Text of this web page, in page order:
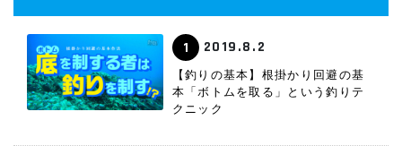
1 2019.8.2
【釣りの基本】根掛かり回避の基
本「ボトムを取る」という釣りテ
クニック